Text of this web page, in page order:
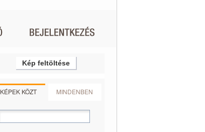
Kép feltöltése
KÉPEK KÖZT MINDENBEN